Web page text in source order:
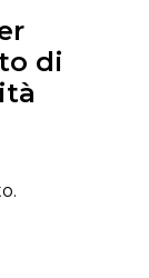
di